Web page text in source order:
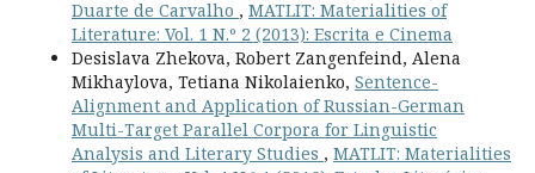
Duarte de Carvalho , MATLIT: Materialities of
Literature: Vol. 1 N.º 2 (2013): Escrita e Cinema
Desislava Zhekova, Robert Zangenfeind, Alena
Mikhaylova, Tetiana Nikolaienko, Sentence-
Alignment and Application of Russian-German
Multi-Target Parallel Corpora for Linguistic
Analysis and Literary Studies , MATLIT: Materialities